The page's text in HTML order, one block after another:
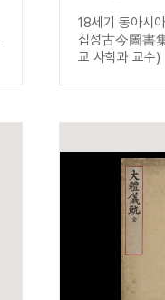
18세기 동아시
집성古今圖書
교 사학과 교수)